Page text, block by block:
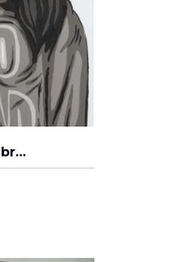
Před kluky nebrečím